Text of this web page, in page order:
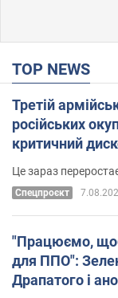
TOP NEWS
Третій
російських
критичний
Це зараз
Cпецпроєкт
"Працюємо,
для ППО":
Драпатого і